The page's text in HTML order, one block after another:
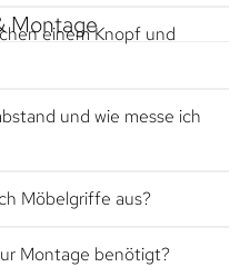
Montage
einem Knopf und
und wie messe ich
Möbelgriffe aus?
Montage benötigt?